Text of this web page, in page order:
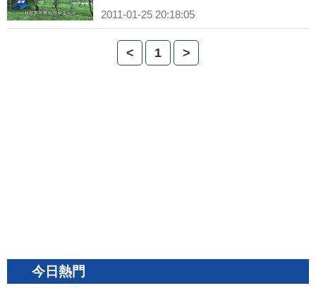
2011-01-25 20:18:05
< 1 >
今日熱門